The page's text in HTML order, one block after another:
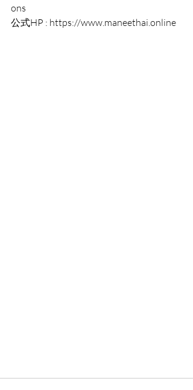
ons
公式HP : https://www.maneethai.online